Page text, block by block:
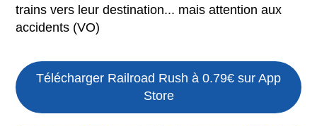
trains vers leur destination... mais attention aux
accidents (VO)
Télécharger Railroad Rush à 0.79€ sur App
Store